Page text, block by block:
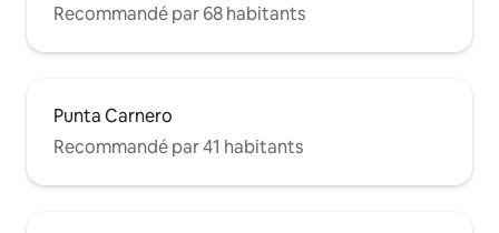
Recommandé par 68 habitants
Punta Carnero
Recommandé par 41 habitants